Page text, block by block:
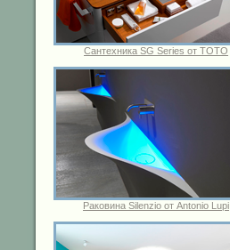
Сантехника SG Series от TOTO
Раковина Silenzio от Antonio Lupi